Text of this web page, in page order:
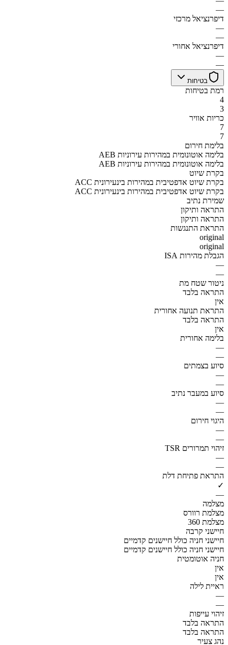
—
דיפרנציאל מרכזי
—
—
דיפרנציאל אחורי
—
—
בטיחות
רמת בטיחות
4
3
כריות אוויר
7
7
בלימת חירום
AEB בלימה אוטונומית במהירות עירוניות
AEB בלימה אוטונומית במהירות עירוניות
בקרת שיוט
ACC בקרת שיוט אדפטיבית במהירות בינעירונית
ACC בקרת שיוט אדפטיבית במהירות בינעירונית
שמירת נתיב
התראה ותיקון
התראה ותיקון
התראת התנגשות
original
original
הגבלת מהירות ISA
—
—
ניטור שטח מת
התראה בלבד
אין
התראת תנועה אחורית
התראה בלבד
אין
בלימה אחורית
—
—
סיוע בצמתים
—
—
סיוע במעבר נתיב
—
—
היגוי חירום
—
—
זיהוי תמרורים TSR
—
—
התראת פתיחת דלת
✓
—
מצלמה
מצלמת רוורס
מצלמת 360
חיישני קרבה
חיישני חניה כולל חיישנים קדמיים
חיישני חניה כולל חיישנים קדמיים
חניה אוטומטית
אין
אין
ראיית לילה
—
—
זיהוי עייפות
התראה בלבד
התראה בלבד
נהג צעיר